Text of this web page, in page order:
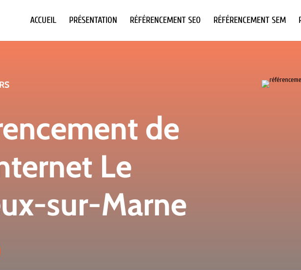
ACCUEIL PRÉSENTATION RÉFÉRENCEMENT SEO RÉFÉRENCEMENT SEM
de
Le
sur-Marne